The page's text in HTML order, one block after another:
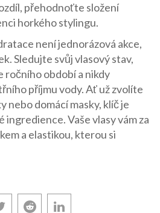
přehodnoťte složení
horkého stylingu.
není jednorázová akce,
Sledujte svůj vlasový stav,
období a nikdy
příjmu vody. Ať už zvolíte
nebo domácí masky, klíč je
ingredience. Vaše vlasy vám za
a elastikou, kterou si